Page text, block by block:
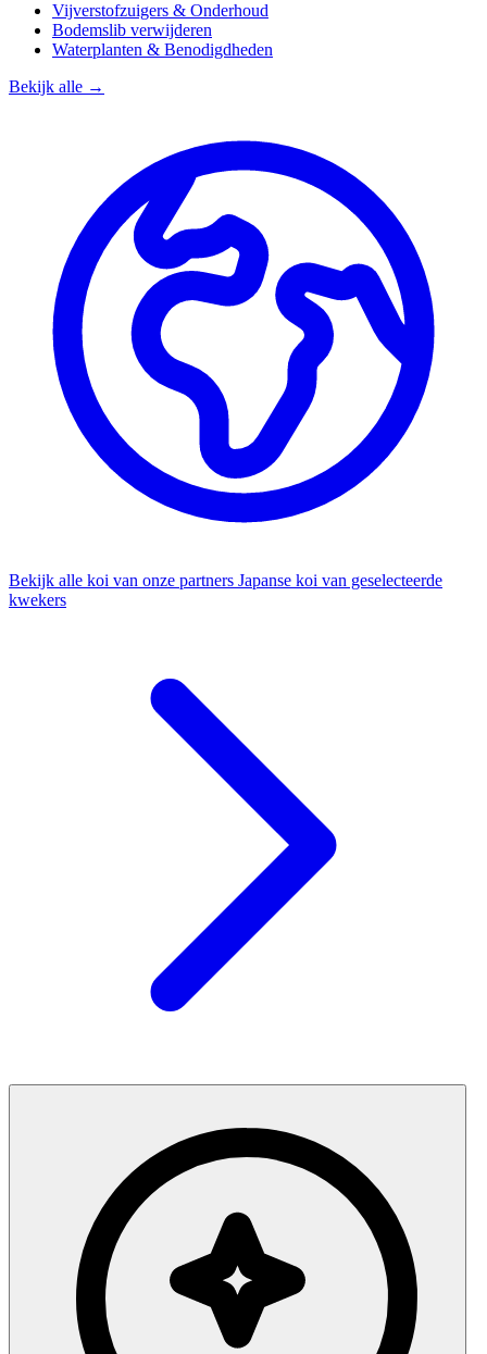
Vijverstofzuigers & Onderhoud
Bodemslib verwijderen
Waterplanten & Benodigdheden
Bekijk alle →
Bekijk alle koi van onze partners Japanse koi van geselecteerde
kwekers